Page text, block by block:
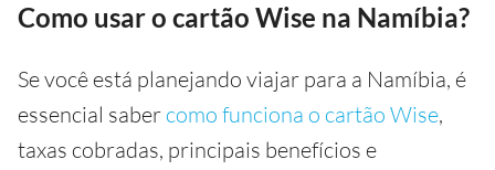
Como usar o cartão Wise na Namíbia?
Se você está planejando viajar para a Namíbia, é
essencial saber como funciona o cartão Wise,
taxas cobradas, principais benefícios e